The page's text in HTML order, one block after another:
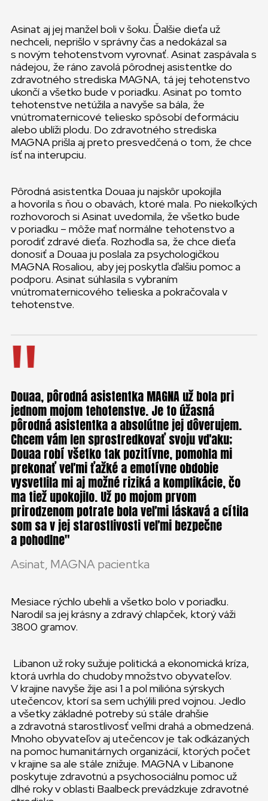
Asinat aj jej manžel boli v šoku. Ďalšie dieťa už
nechceli, neprišlo v správny čas a nedokázal sa
s novým tehotenstvom vyrovnať. Asinat zaspávala s
nádejou, že ráno zavolá pôrodnej asistentke do
zdravotného strediska MAGNA, tá jej tehotenstvo
ukončí a všetko bude v poriadku. Asinat po tomto
tehotenstve netúžila a navyše sa bála, že
vnútromaternicové teliesko spôsobí deformáciu
alebo ublíži plodu. Do zdravotného strediska
MAGNA prišla aj preto presvedčená o tom, že chce
ísť na interupciu.
Pôrodná asistentka Douaa ju najskôr upokojila
a hovorila s ňou o obavách, ktoré mala. Po niekoľkých
rozhovoroch si Asinat uvedomila, že všetko bude
v poriadku – môže mať normálne tehotenstvo a
porodiť zdravé dieťa. Rozhodla sa, že chce dieťa
donosiť a Douaa ju poslala za psychologičkou
MAGNA Rosaliou, aby jej poskytla ďalšiu pomoc a
podporu. Asinat súhlasila s vybraním
vnútromaternicového telieska a pokračovala v
tehotenstve.
Douaa, pôrodná asistentka MAGNA už bola pri
jednom mojom tehotenstve. Je to úžasná
pôrodná asistentka a absolútne jej dôverujem.
Chcem vám len sprostredkovať svoju vďaku;
Douaa robí všetko tak pozitívne, pomohla mi
prekonať veľmi ťažké a emotívne obdobie
vysvetlila mi aj možné riziká a komplikácie, čo
ma tiež upokojilo. Už po mojom prvom
prirodzenom potrate bola veľmi láskavá a cítila
som sa v jej starostlivosti veľmi bezpečne
a pohodlne
Asinat, MAGNA pacientka
Mesiace rýchlo ubehli a všetko bolo v poriadku.
Narodil sa jej krásny a zdravý chlapček, ktorý váži
3800 gramov.
Libanon už roky sužuje politická a ekonomická kríza,
ktorá uvrhla do chudoby množstvo obyvateľov.
V krajine navyše žije asi 1 a pol milióna sýrskych
utečencov, ktorí sa sem uchýlili pred vojnou. Jedlo
a všetky základné potreby sú stále drahšie
a zdravotná starostlivosť veľmi drahá a obmedzená.
Mnoho obyvateľov aj utečencov je tak odkázaných
na pomoc humanitárnych organizácií, ktorých počet
v krajine sa ale stále znižuje. MAGNA v Libanone
poskytuje zdravotnú a psychosociálnu pomoc už
dlhé roky v oblasti Baalbeck prevádzkuje zdravotné